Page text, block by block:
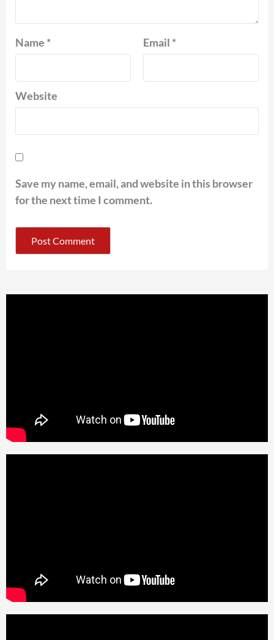
Name * Email *
Website
Save my name, email, and website in this browser
for the next time I comment.